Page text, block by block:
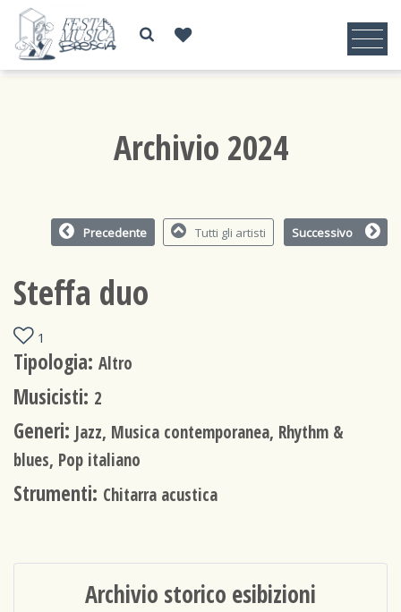
Archivio 2024
Precedente Tutti gli artisti Successivo
Steffa duo
1
Tipologia: Altro
Musicisti: 2
Generi: Jazz, Musica contemporanea, Rhythm &
blues, Pop italiano
Strumenti: Chitarra acustica
Archivio storico esibizioni